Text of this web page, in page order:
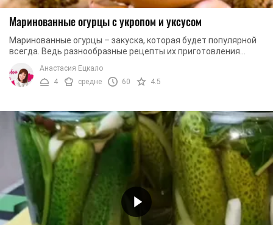
Маринованные огурцы с укропом и уксусом
Маринованные огурцы – закуска, которая будет популярной
всегда. Ведь разнообразные рецепты их приготовления
Анастасия Ецкало
4
средне 60 4.5